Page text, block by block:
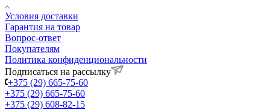
Условия доставки
Гарантия на товар
Вопрос-ответ
Покупателям
Политика конфиденциональности
Подписаться на рассылку
+375 (29) 665-75-60
+375 (29) 665-75-60
+375 (29) 608-82-15